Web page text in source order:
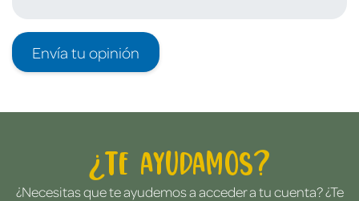
Envía tu opinión
¿Te ayudamos?
¿Necesitas que te ayudemos a acceder a tu cuenta? ¿Te